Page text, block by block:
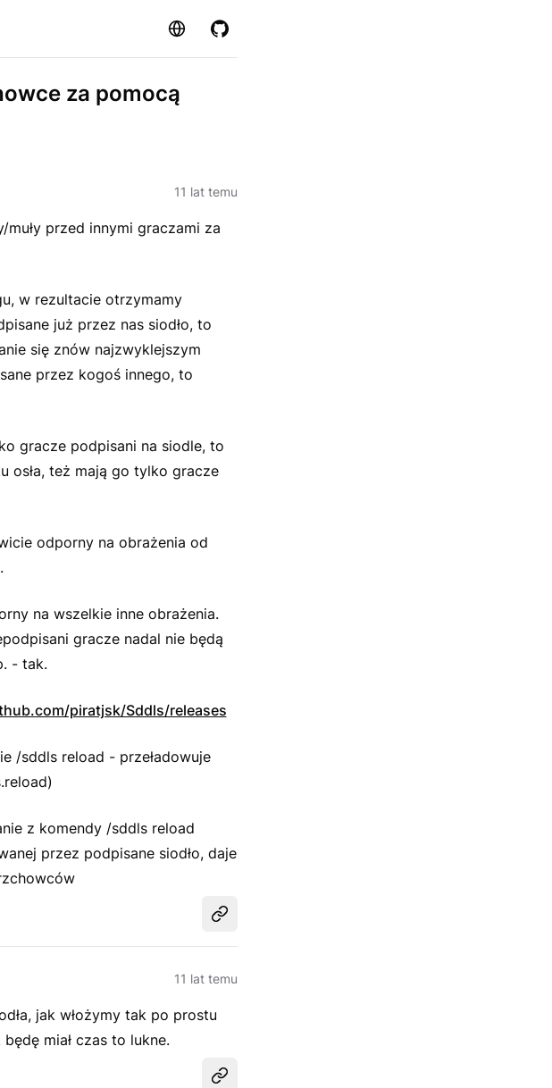
Strona GitHub
za pomocą
11 lat temu
muły przed innymi graczami za
w rezultacie otrzymamy
już przez nas siodło, to
się znów najzwyklejszym
przez kogoś innego, to
gracze podpisani na siodle, to
osła, też mają go tylko gracze
odporny na obrażenia od
na wszelkie inne obrażenia.
gracze nadal nie będą
- tak.
piratjsk/Sddls/releases
/sddls reload - przeładowuje
z komendy /sddls reload
przez podpisane siodło, daje
Udostępnij
11 lat temu
jak włożymy tak po prostu
miał czas to lukne.
Udostępnij